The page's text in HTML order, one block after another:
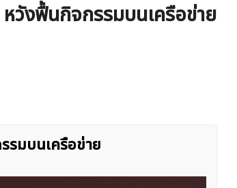
วังฟื้นกิจกรรมบนเครือข่าย
รมบนเครือข่าย